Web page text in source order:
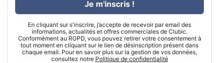
En cliquant sur s'inscrire, j’accepte de recevoir par email des
informations, actualités et offres commerciales de Clubic.
Conformément au RGPD, vous pouvez retirer votre consentement à
tout moment en cliquant sur le lien de désinscription présent dans
chaque email. Pour en savoir plus sur la gestion de vos données,
consultez notre Politique de confidentialité
Je m'inscris !